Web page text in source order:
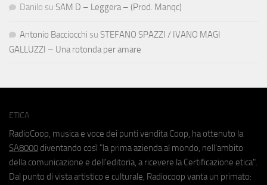
Danilo su SAM D – Leggera – (Prod. Manqc)
Antonio Bacciocchi su STEFANO SPAZZI / IVANO MAGI
GALLUZZI – Una rotonda per amare
ETICA
RadioCoop, musica e voce dei punti vendita Coop, ha ottenuto la
SA8000 diventando così "la prima azienda al mondo, nell'ambito
della comunicazione e dell'editoria, a ricevere la Certificazione etica".
Dal punto di vista artistico e culturale, Radiocoop vanta un primato: